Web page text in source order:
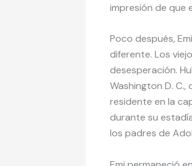
impresión de que
Poco después,
diferente. Los
desesperación.
Washington D. C.,
residente en la
durante su
los padres de